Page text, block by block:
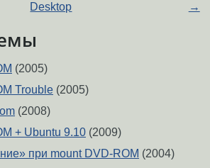
Desktop →
(2005)
Trouble (2005)
(2008)
+ Ubuntu 9.10 (2009)
при mount DVD-ROM (2004)